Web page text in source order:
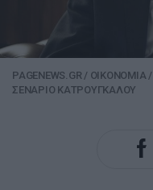
PAGENEWS.GR/ ΟΙΚΟΝΟΜΙΑ/
ΣΕΝΑΡΙΟ ΚΑΤΡΟΥΓΚΑΛΟΥ